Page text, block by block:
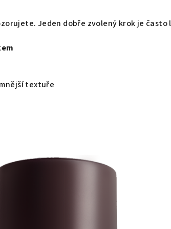
Jeden dobře zvolený krok je často
textuře